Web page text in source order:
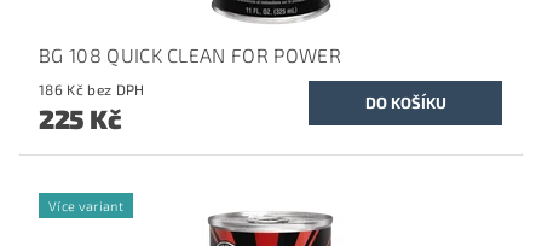
BG 108 QUICK CLEAN FOR POWER
186 Kč bez DPH
225 Kč
Více variant